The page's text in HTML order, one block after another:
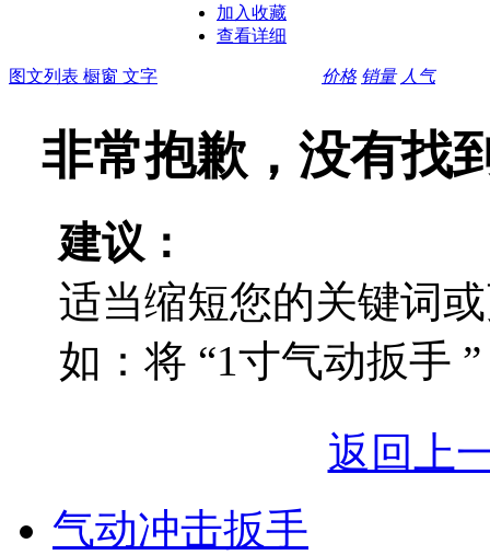
加入收藏
查看详细
图文列表 橱窗 文字 价格 销量 人气
非常抱歉，没有找
建议：
适当缩短您的关键词
如：将 “1寸气动扳手
返回上
气动冲击扳手